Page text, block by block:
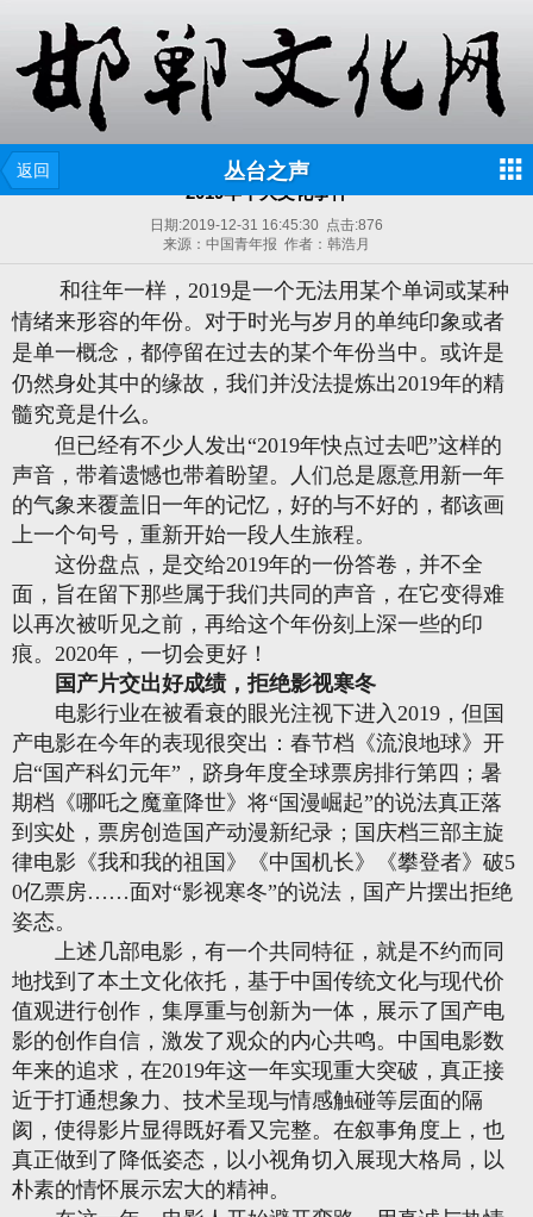
返回 丛台之声
2019年十大文化事件
日期:2019-12-31 16:45:30 点击:876
来源：中国青年报 作者：韩浩月
和往年一样，2019是一个无法用某个单词或某种
情绪来形容的年份。对于时光与岁月的单纯印象或者
是单一概念，都停留在过去的某个年份当中。或许是
仍然身处其中的缘故，我们并没法提炼出2019年的精
髓究竟是什么。
但已经有不少人发出“2019年快点过去吧”这样的
声音，带着遗憾也带着盼望。人们总是愿意用新一年
的气象来覆盖旧一年的记忆，好的与不好的，都该画
上一个句号，重新开始一段人生旅程。
这份盘点，是交给2019年的一份答卷，并不全
面，旨在留下那些属于我们共同的声音，在它变得难
以再次被听见之前，再给这个年份刻上深一些的印
痕。2020年，一切会更好！
国产片交出好成绩，拒绝影视寒冬
电影行业在被看衰的眼光注视下进入2019，但国
产电影在今年的表现很突出：春节档《流浪地球》开
启“国产科幻元年”，跻身年度全球票房排行第四；暑
期档《哪吒之魔童降世》将“国漫崛起”的说法真正落
到实处，票房创造国产动漫新纪录；国庆档三部主旋
律电影《我和我的祖国》《中国机长》《攀登者》破5
0亿票房……面对“影视寒冬”的说法，国产片摆出拒绝
姿态。
上述几部电影，有一个共同特征，就是不约而同
地找到了本土文化依托，基于中国传统文化与现代价
值观进行创作，集厚重与创新为一体，展示了国产电
影的创作自信，激发了观众的内心共鸣。中国电影数
年来的追求，在2019年这一年实现重大突破，真正接
近于打通想象力、技术呈现与情感触碰等层面的隔
阂，使得影片显得既好看又完整。在叙事角度上，也
真正做到了降低姿态，以小视角切入展现大格局，以
朴素的情怀展示宏大的精神。